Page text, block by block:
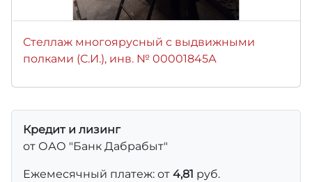
Стеллаж многоярусный с выдвижными
полками (С.И.), инв. № 00001845А
Кредит и лизинг
от ОАО "Банк Дабрабыт"
Ежемесячный платеж: от 4,81 руб.